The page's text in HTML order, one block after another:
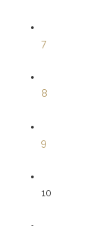
7
8
9
10